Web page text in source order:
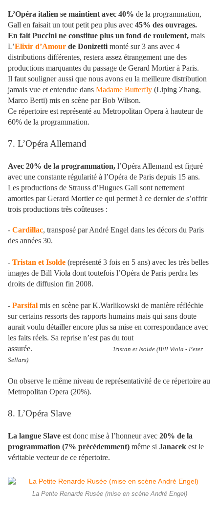
L’Opéra italien se maintient avec 40% de la programmation,
Gall en faisait un tout petit peu plus avec 45% des ouvrages.
En fait Puccini ne constitue plus un fond de roulement, mais
L’Elixir d’Amour de Donizetti monté sur 3 ans avec 4
distributions différentes, restera assez étrangement une des
productions marquantes du passage de Gerard Mortier à Paris.
Il faut souligner aussi que nous avons eu la meilleure distribution
jamais vue et entendue dans Madame Butterfly (Liping Zhang,
Marco Berti) mis en scène par Bob Wilson.
Ce répertoire est représenté au Metropolitan Opera à hauteur de
60% de la programmation.
7. L’Opéra Allemand
Avec 20% de la programmation, l’Opéra Allemand est figuré
avec une constante régularité à l’Opéra de Paris depuis 15 ans.
Les productions de Strauss d’Hugues Gall sont nettement
amorties par Gerard Mortier ce qui permet à ce dernier de s’offrir
trois productions très coûteuses :
- Cardillac, transposé par André Engel dans les décors du Paris
des années 30.
- Tristan et Isolde (représenté 3 fois en 5 ans) avec les très belles
images de Bill Viola dont toutefois l’Opéra de Paris perdra les
droits de diffusion fin 2008.
- Parsifal mis en scène par K.Warlikowski de manière réfléchie
sur certains ressorts des rapports humains mais qui sans doute
aurait voulu détailler encore plus sa mise en correspondance avec
les faits réels. Sa reprise n’est pas du tout
assurée.
Tristan et Isolde (Bill Viola - Peter
Sellars)
On observe le même niveau de représentativité de ce répertoire au
Metropolitan Opera (20%).
8. L’Opéra Slave
La langue Slave est donc mise à l’honneur avec 20% de la
programmation (7% précédemment) même si Janacek est le
véritable vecteur de ce répertoire.
La Petite Renarde Rusée (mise en scène André Engel)